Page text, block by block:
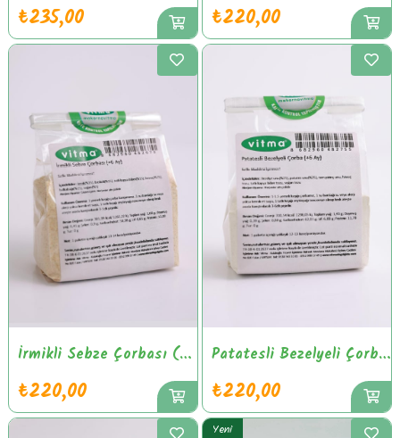
₺235,00 ₺220,00
İrmikli Sebze Çorbası (+6 Ay)
₺220,00
Patatesli Bezelyeli Çorba (+6 Ay)
₺220,00
Yeni